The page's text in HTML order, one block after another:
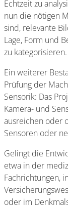
Echtzeit zu
nun die nötigen
sind, relevante
Lage, Form und
zu kategorisieren.
Ein weiterer
Prüfung der
Sensorik: Das
Kamera- und
ausreichen oder
Sensoren oder
Gelingt die
etwa in der
Fachrichtungen,
oder im